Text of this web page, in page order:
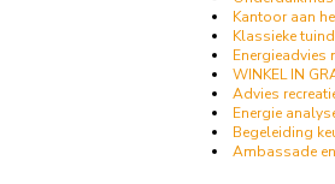
Kantoor aan
Klassieke
WINKEL IN
Advies
Energie
Begeleiding
Ambassade